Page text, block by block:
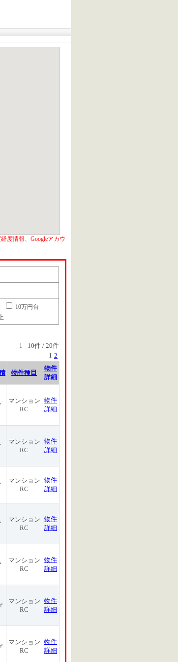
度情報、Googleアカウ
10万円台
1 - 10件 / 20件
1 2
物件種目
物件
詳細
マンション
RC
物件
詳細
マンション
RC
物件
詳細
マンション
RC
物件
詳細
マンション
RC
物件
詳細
マンション
RC
物件
詳細
マンション
RC
物件
詳細
マンション
RC
物件
詳細